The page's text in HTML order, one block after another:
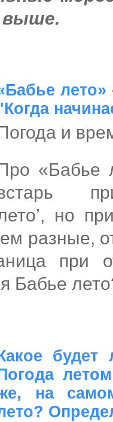
выше.
лето»
и
«Бабье
но
разные,
при
Бабье
будет
на